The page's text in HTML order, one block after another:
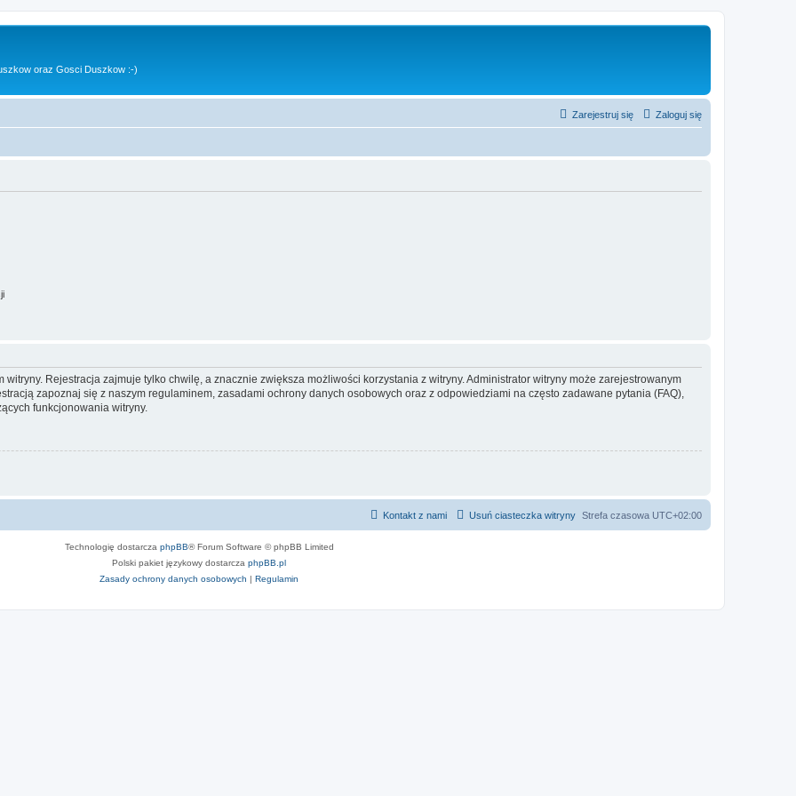
oraz Gosci Duszkow :-)
Zaloguj się
Zarejestruj się
Rejestracja zajmuje tylko chwilę, a znacznie zwiększa możliwości korzystania z witryny. Administrator witryny może zarejestrowanym
zapoznaj się z naszym regulaminem, zasadami ochrony danych osobowych oraz z odpowiedziami na często zadawane pytania (FAQ),
funkcjonowania witryny.
Strefa czasowa UTC+02:00
Usuń ciasteczka witryny
Kontakt z nami
Technologię dostarcza phpBB® Forum Software © phpBB Limited
Polski pakiet językowy dostarcza phpBB.pl
Zasady ochrony danych osobowych | Regulamin